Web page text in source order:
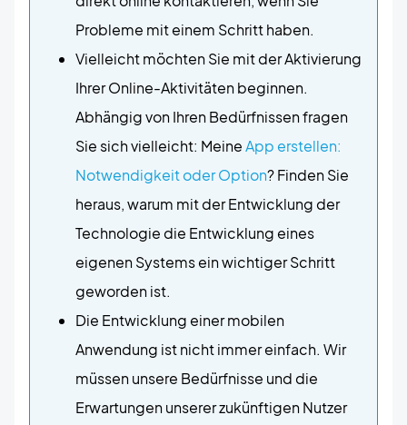
Probleme mit einem Schritt haben.
Vielleicht möchten Sie mit der Aktivierung
Ihrer Online-Aktivitäten beginnen.
Abhängig von Ihren Bedürfnissen fragen
Sie sich vielleicht: MeineApp erstellen:
Notwendigkeit oder Option? Finden Sie
heraus, warum mit der Entwicklung der
Technologie die Entwicklung eines
eigenen Systems ein wichtiger Schritt
geworden ist.
Die Entwicklung einer mobilen
Anwendung ist nicht immer einfach. Wir
müssen unsere Bedürfnisse und die
Erwartungen unserer zukünftigen Nutzer